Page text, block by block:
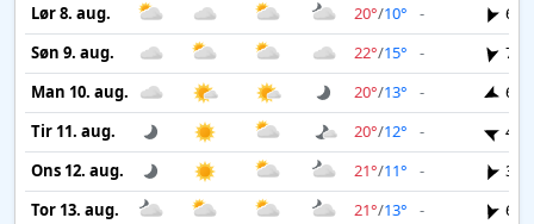
Lør 8. aug.
20°/10° -
6
Søn 9. aug.
22°/15° -
7
Man 10. aug.
20°/13° -
6
Tir 11. aug.
20°/12° -
4
Ons 12. aug.
21°/11° -
3
Tor 13. aug.
21°/13° -
6